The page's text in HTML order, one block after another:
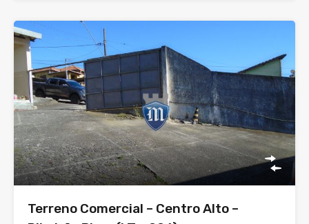
Terreno Comercial – Centro Alto –